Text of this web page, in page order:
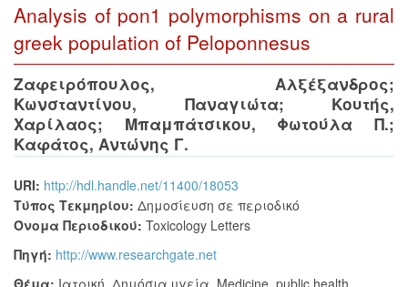
Analysis of pon1 polymorphisms on a rural
greek population of Peloponnesus
Ζαφειρόπουλος, Αλξέξανδρος;
Κωνσταντίνου, Παναγιώτα; Κουτής,
Χαρίλαος; Μπαμπάτσικου, Φωτούλα Π.;
Καφάτος, Αντώνης Γ.
URI: http://hdl.handle.net/11400/18053
Τύπος Τεκμηρίου: Δημοσίευση σε περιοδικό
Όνομα Περιοδικού: Toxicology Letters
Πηγή: http://www.researchgate.net
Θέμα: Ιατρική, Δημόσια υγεία, Medicine, public health